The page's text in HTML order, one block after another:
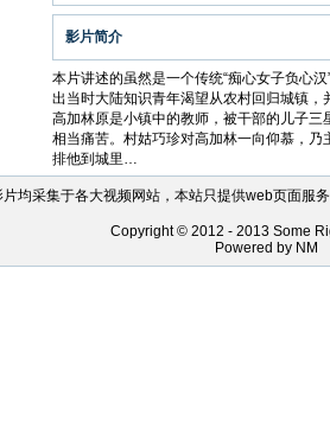
影片简介
本片讲述的虽然是一个传统“痴心女子负心
出当时大陆知识青年渴望从农村回归城镇，
高加林原是小镇中的教师，被干部的儿子
相当痛苦。村姑巧珍对高加林一向仰慕，
排他到城里…
均采集于各大视频网站，本站只提供web页面服
Copyright © 2012 - 2013 Some
Powered by NM